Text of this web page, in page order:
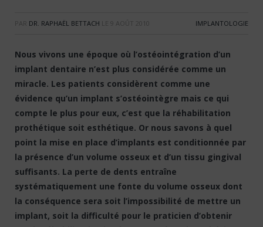
PAR DR. RAPHAËL BETTACH LE 9 AOÛT 2010 IMPLANTOLOGIE
Nous vivons une époque où l’ostéointégration d’un
implant dentaire n’est plus considérée comme un
miracle. Les patients considèrent comme une
évidence qu’un implant s’ostéointègre mais ce qui
compte le plus pour eux, c’est que la réhabilitation
prothétique soit esthétique. Or nous savons à quel
point la mise en place d’implants est conditionnée par
la présence d’un volume osseux et d’un tissu gingival
suffisants. La perte de dents entraîne
systématiquement une fonte du volume osseux dont
la conséquence sera soit l’impossibilité de mettre un
implant, soit la difficulté pour le praticien d’obtenir